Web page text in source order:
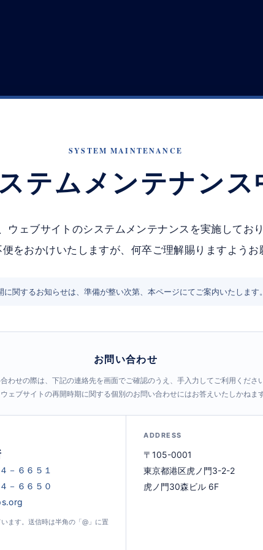
SYSTEM MAINTENANCE
テムメンテナンス
ウェブサイトのシステムメンテナンスを実施しており
をおかけいたしますが、何卒ご理解賜りますようお
に関するお知らせは、準備が整い次第、本ページにてご案内いたします。
お問い合わせ
わせの際は、下記の連絡先を画面でご確認のうえ、手入力してご利用ください
ェブサイトの再開時期に関する個別のお問い合わせにはお答えいたしかねます
ます。送信時は半角の「@」に置
ADDRESS
〒105-0001
東京都港区虎ノ門3-2-2
虎ノ門30森ビル 6F